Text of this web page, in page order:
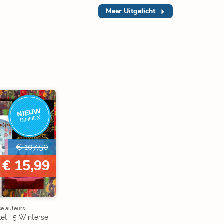
Meer Uitgelicht
NIEUW
BINNEN
€ 107,50
€ 15,99
auteurs
| 5 Winterse